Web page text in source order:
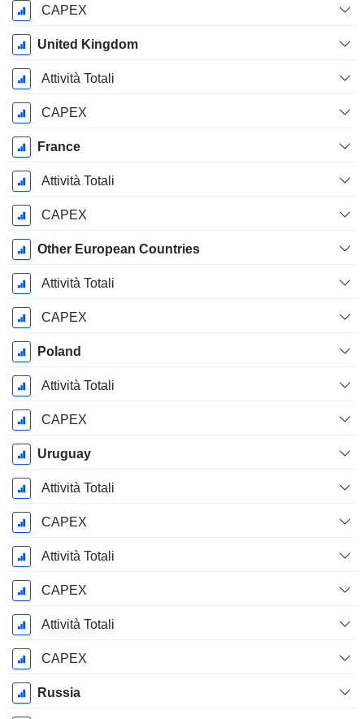
CAPEX
United Kingdom
Attività Totali
CAPEX
France
Attività Totali
CAPEX
Other European Countries
Attività Totali
CAPEX
Poland
Attività Totali
CAPEX
Uruguay
Attività Totali
CAPEX
Attività Totali
CAPEX
Attività Totali
CAPEX
Russia